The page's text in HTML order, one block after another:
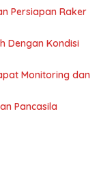
Persiapan Raker
Dengan Kondisi
Monitoring dan
Pancasila